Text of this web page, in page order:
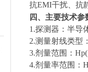
抗EMI干扰、抗
四、主要技术参
1.探测器：半导
2.测量射线类型
3.剂量范围：
4.剂量率范围：